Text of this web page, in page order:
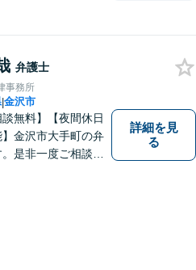
努めてまいりま
の際は、お気軽に
【お子様連れ可】
弁護士
事務所
|金沢市
談無料】【夜間休日
金沢市大手町の弁
是非一度ご相談く
詳細を見
る